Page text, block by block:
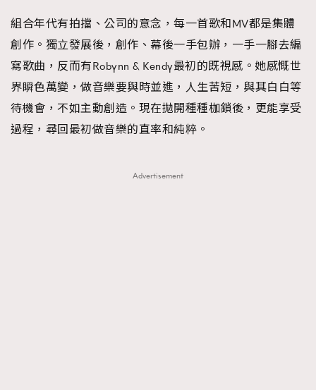
About us Collaboration Opportunity Disclaimer
Privacy
New Media Group | Madame Figaro editions: France | Greece
| Spain
組合年代有拍擋、公司的意念，每一首歌和MV都是集體
創作。獨立發展後，創作、幕後一手包辦，一手一腳去編
寫歌曲，反而有Robynn & Kendy最初的既視感。她感慨世
界瞬色萬變，做音樂要與時並進，人生苦短，與其白白等
待機會，不如主動創造。現在拋開種種枷鎖後，更能享受
過程，尋回最初做音樂的直率和純粹。
Advertisement